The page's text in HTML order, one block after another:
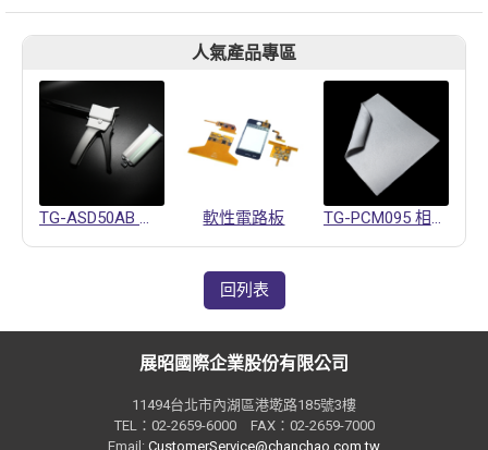
人氣產品專區
TG-ASD50AB 導熱凝膠 軟性電路板 TG-PCM095 相變化材料
回列表
展昭國際企業股份有限公司
11494台北市內湖區港墘路185號3樓
TEL：02-2659-6000 FAX：02-2659-7000
Email: CustomerService@chanchao.com.tw